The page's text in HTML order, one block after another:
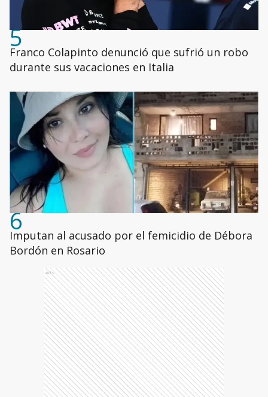
5
Franco Colapinto denunció que sufrió un robo
durante sus vacaciones en Italia
6
Imputan al acusado por el femicidio de Débora
Bordón en Rosario
Ads